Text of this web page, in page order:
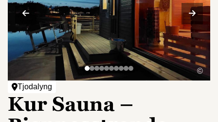
Tjodalyng
Kur Sauna –
©